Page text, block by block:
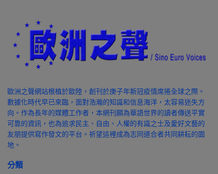
歐洲之聲網站根植於歐陸，創刊於庚子年新冠疫情席捲全球之際。
數據化時代早已來臨，面對浩瀚的知識和信息海洋，太容易迷失方
向。作為長年的媒體工作者，本網刊願為華語世界的讀者傳送平實
可靠的資訊，也為追求民主、自由、人權的有識之士及愛好文藝的
友朋提供寫作發文的平台。祈望這裡成為志同道合者共同耕耘的園
地。
分類